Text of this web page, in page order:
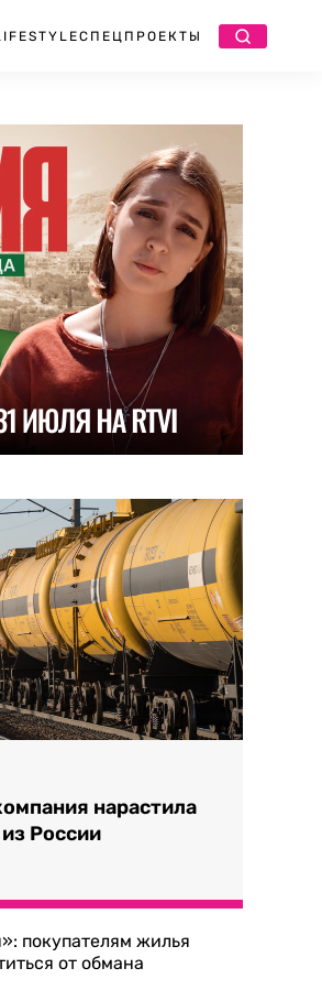
СПЕЦПРОЕКТЫ
нарастила
России
покупателям жилья
от обмана